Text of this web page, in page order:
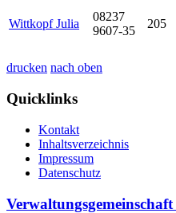
Wittkopf Julia
08237
9607-35
205
drucken nach oben
Quicklinks
Kontakt
Inhaltsverzeichnis
Impressum
Datenschutz